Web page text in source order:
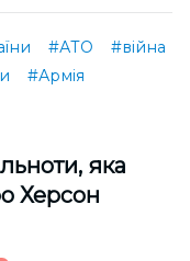
#АТО
#війна
#Армія
яка
Херсон